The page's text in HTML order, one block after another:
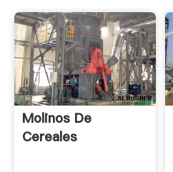
Molinos De
Cereales